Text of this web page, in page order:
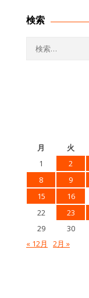
検索
月 火
1
2
8
9
15
16
22
23
29
30
« 12月
2月 »